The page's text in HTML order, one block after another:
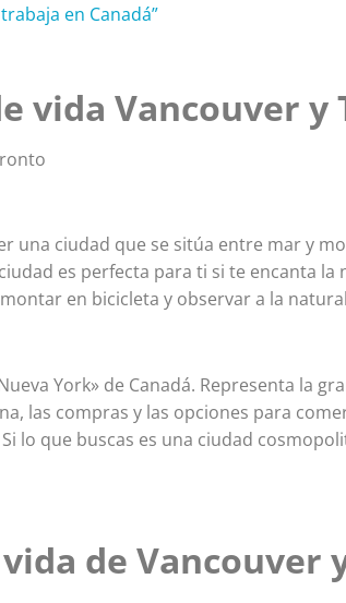
en Canadá”
vida Vancouver y
una ciudad que se sitúa entre mar y
es perfecta para ti si te encanta
en bicicleta y observar a la
York» de Canadá. Representa la
las compras y las opciones para
lo que buscas es una ciudad
de Vancouver